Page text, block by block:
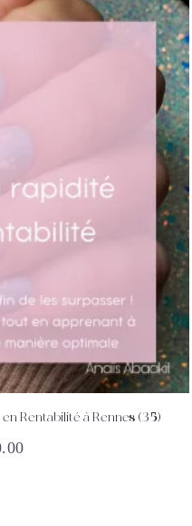
DÉTAILS
Rentabilité à Rennes (35)